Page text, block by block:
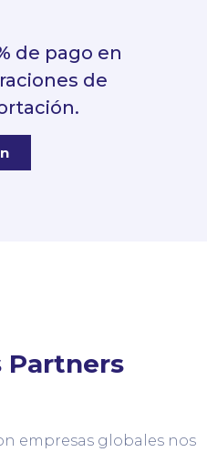
de pago en
de
Partners
empresas globales nos